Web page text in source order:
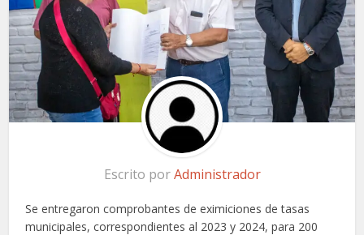
Escrito porAdministrador
Se entregaron comprobantes de eximiciones de tasas
municipales, correspondientes al 2023 y 2024, para 200